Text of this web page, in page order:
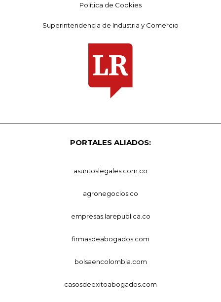
Política de Cookies
Superintendencia de Industria y Comercio
PORTALES ALIADOS:
asuntoslegales.com.co
agronegocios.co
empresas.larepublica.co
firmasdeabogados.com
bolsaencolombia.com
casosdeexitoabogados.com